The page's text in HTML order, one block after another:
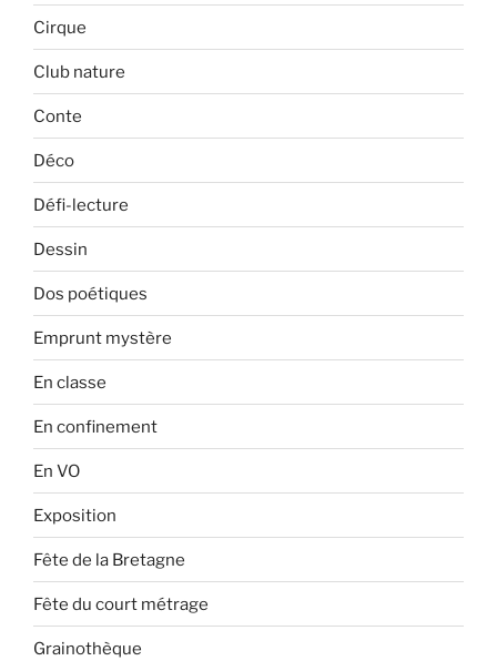
Cirque
Club nature
Conte
Déco
Défi-lecture
Dessin
Dos poétiques
Emprunt mystère
En classe
En confinement
En VO
Exposition
Fête de la Bretagne
Fête du court métrage
Grainothèque